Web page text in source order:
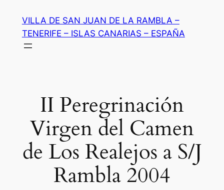
contenido
VILLA DE SAN JUAN DE LA RAMBLA –
TENERIFE – ISLAS CANARIAS – ESPAÑA
II Peregrinación
Virgen del Camen
de Los Realejos a S/J
Rambla 2004